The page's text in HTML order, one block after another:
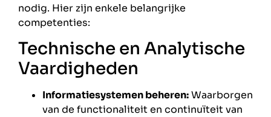
nodig. Hier zijn enkele belangrijke
competenties:
Technische en Analytische
Vaardigheden
Informatiesystemen beheren:Waarborgen
van de functionaliteit en continuïteit van